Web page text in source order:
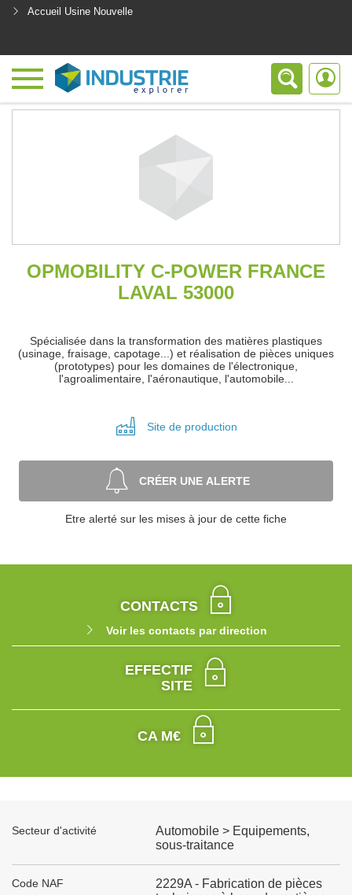
Accueil Usine Nouvelle
OPMOBILITY C-POWER FRANCE
LAVAL 53000
Spécialisée dans la transformation des matières plastiques
(usinage, fraisage, capotage...) et réalisation de pièces uniques
(prototypes) pour les domaines de l'électronique,
l'agroalimentaire, l'aéronautique, l'automobile...
Site de production
CRÉER UNE ALERTE
Etre alerté sur les mises à jour de cette fiche
CONTACTS
Voir les contacts par direction
EFFECTIF
SITE
CA M€
Secteur d'activité
Automobile > Equipements,
sous-traitance
Code NAF
2229A - Fabrication de pièces